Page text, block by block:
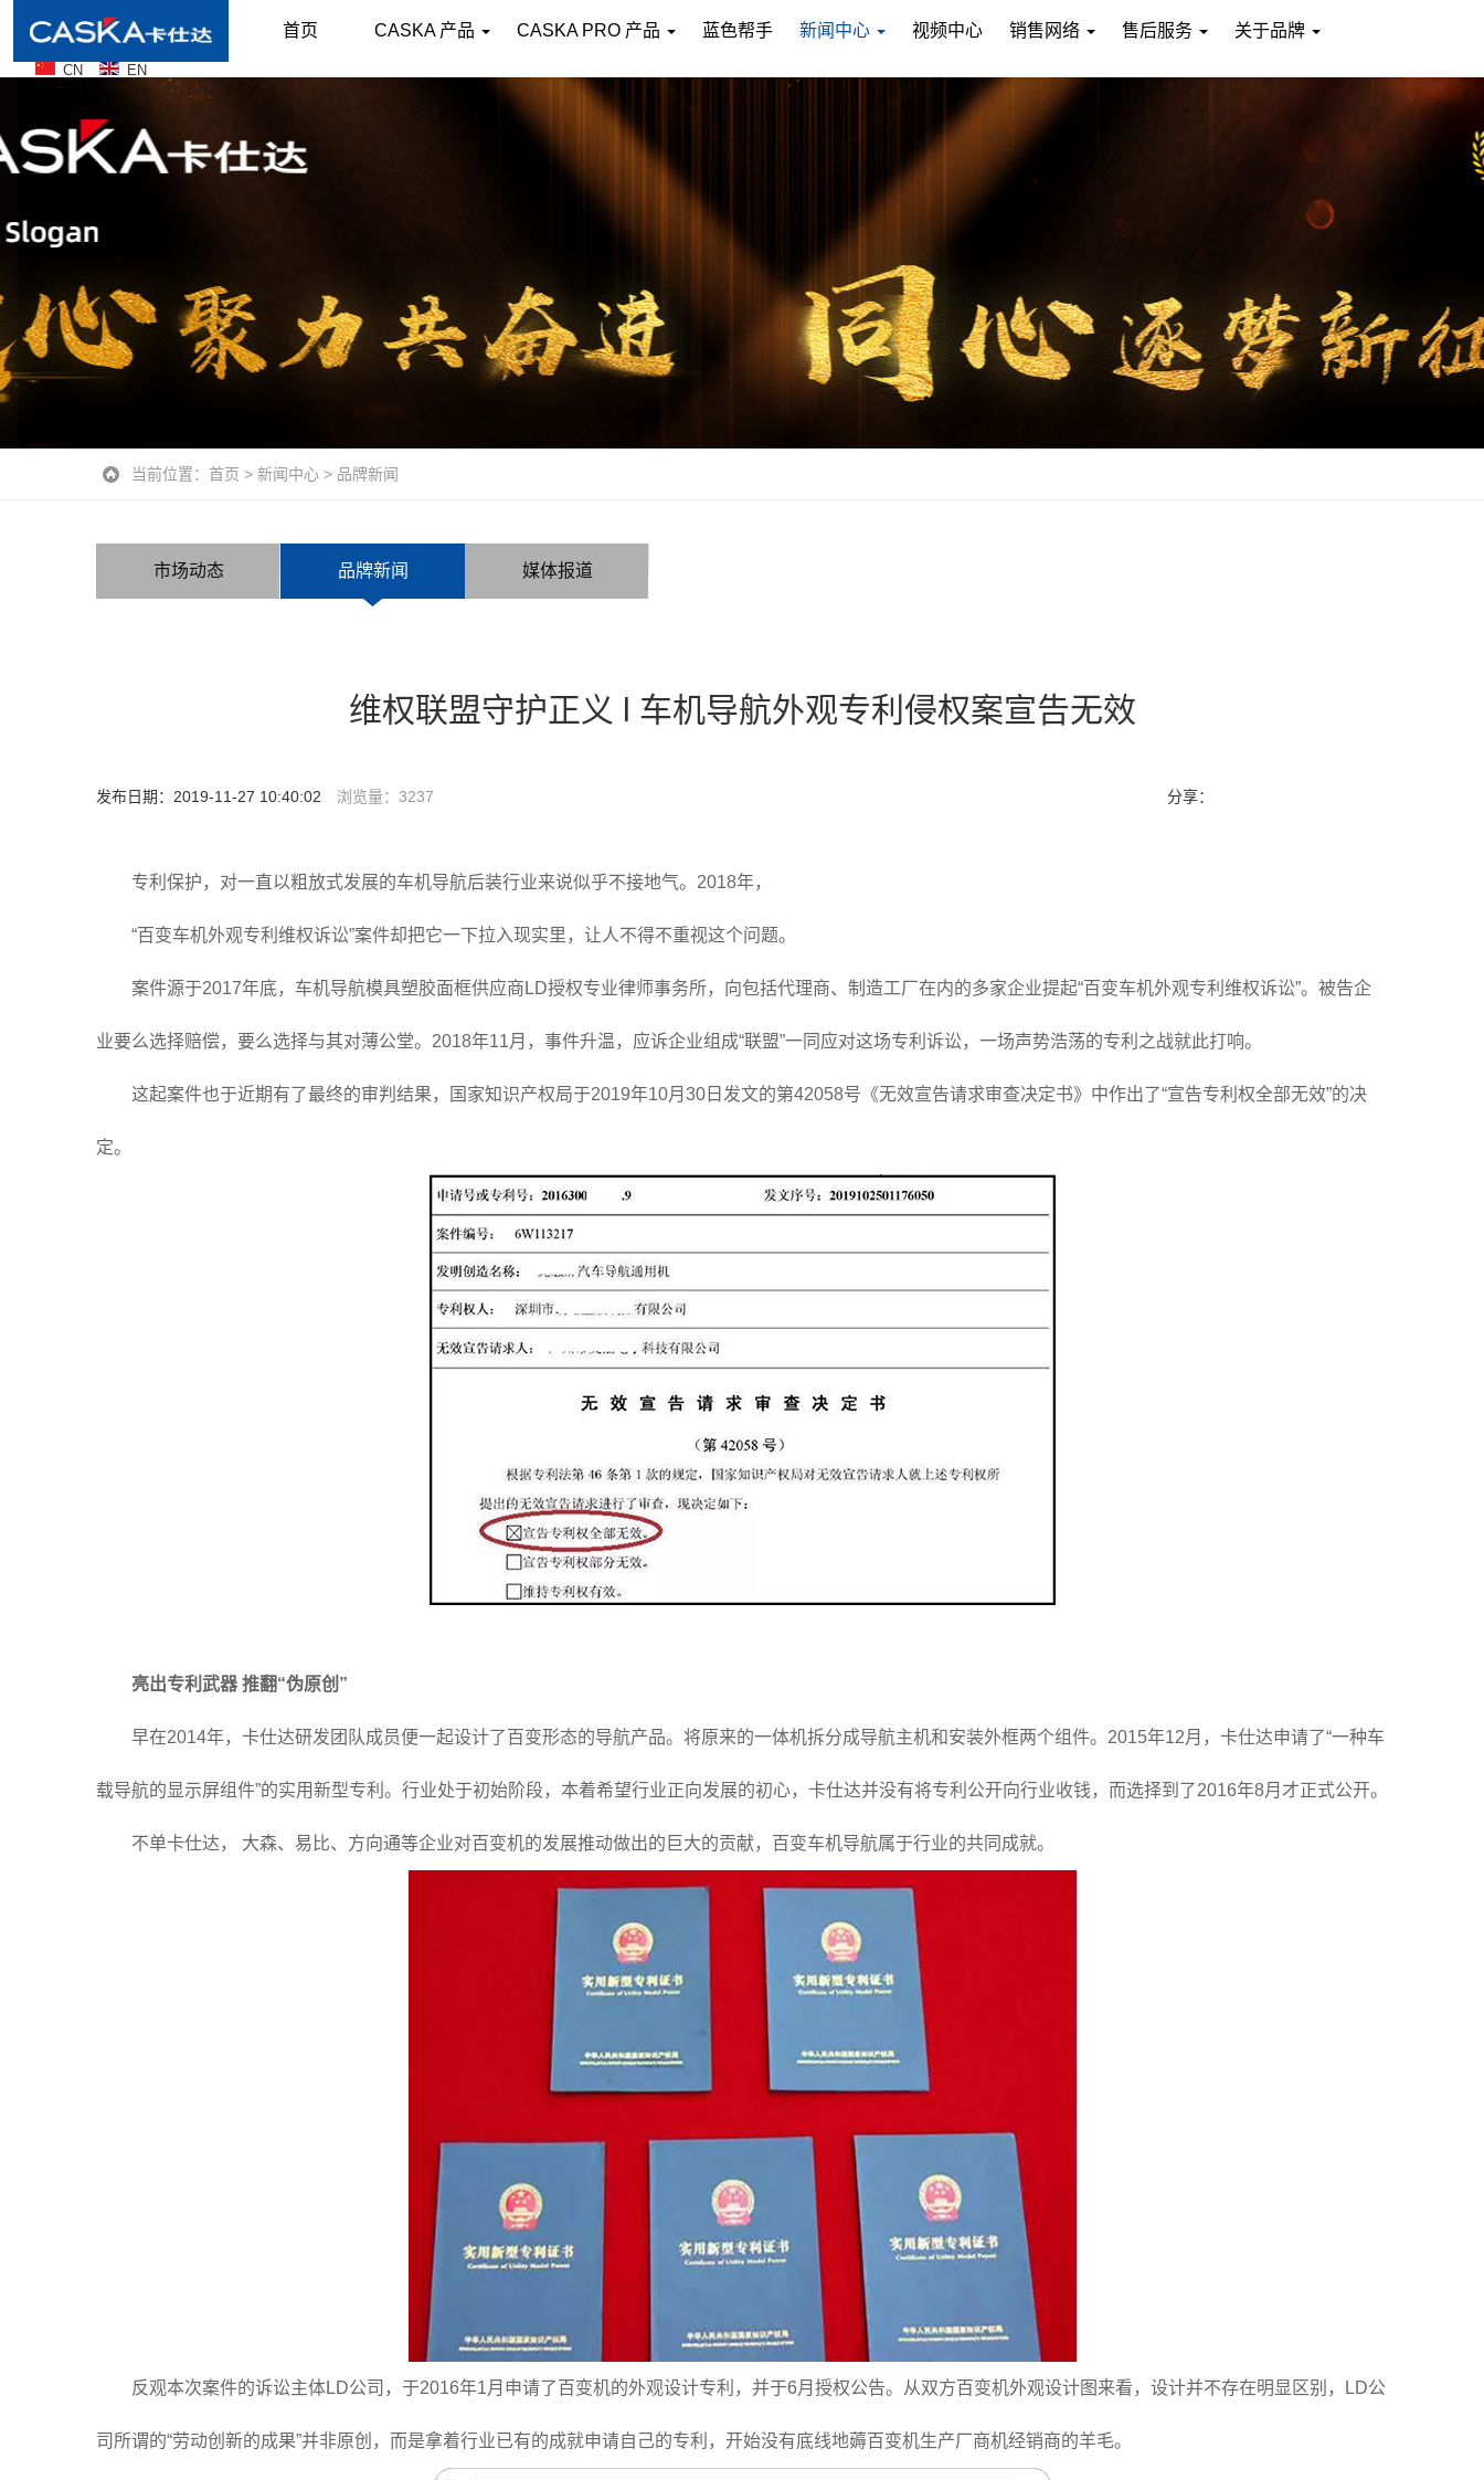
首页 CASKA 产品 CASKA PRO 产品 蓝色帮手 新闻中心 视频中心 销售网络 售后服务 关于品牌
CN EN
当前位置： 首页 > 新闻中心 > 品牌新闻
市场动态 品牌新闻 媒体报道
维权联盟守护正义 l 车机导航外观专利侵权案宣告无效
发布日期：2019-11-27 10:40:02 浏览量： 3237 分享：
专利保护，对一直以粗放式发展的车机导航后装行业来说似乎不接地气。2018年，
“百变车机外观专利维权诉讼”案件却把它一下拉入现实里，让人不得不重视这个问题。
案件源于2017年底，车机导航模具塑胶面框供应商LD授权专业律师事务所，向包括代理商、制造工厂在内的多家企业提起“百变车机外观专利维权诉讼”。被告企
业要么选择赔偿，要么选择与其对薄公堂。2018年11月，事件升温，应诉企业组成“联盟”一同应对这场专利诉讼，一场声势浩荡的专利之战就此打响。
这起案件也于近期有了最终的审判结果，国家知识产权局于2019年10月30日发文的第42058号《无效宣告请求审查决定书》中作出了“宣告专利权全部无效”的决
定。
亮出专利武器 推翻“伪原创”
早在2014年，卡仕达研发团队成员便一起设计了百变形态的导航产品。将原来的一体机拆分成导航主机和安装外框两个组件。2015年12月，卡仕达申请了“一种车
载导航的显示屏组件”的实用新型专利。行业处于初始阶段，本着希望行业正向发展的初心，卡仕达并没有将专利公开向行业收钱，而选择到了2016年8月才正式公开。
不单卡仕达， 大森、易比、方向通等企业对百变机的发展推动做出的巨大的贡献，百变车机导航属于行业的共同成就。
反观本次案件的诉讼主体LD公司，于2016年1月申请了百变机的外观设计专利，并于6月授权公告。从双方百变机外观设计图来看，设计并不存在明显区别，LD公
司所谓的“劳动创新的成果”并非原创，而是拿着行业已有的成就申请自己的专利，开始没有底线地薅百变机生产厂商机经销商的羊毛。